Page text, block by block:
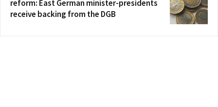
reform: East German minister-presidents
receive backing from the DGB